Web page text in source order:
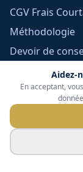
Aidez-
En acceptant,
CGV Frais
Méthodologie
Devoir de
Politique
Gérer mes